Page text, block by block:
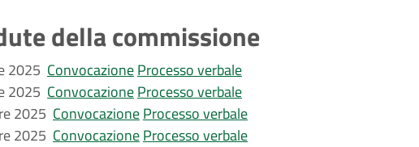
della commissione
2025 ConvocazioneProcesso verbale
2025 ConvocazioneProcesso verbale
2025 ConvocazioneProcesso verbale
2025 ConvocazioneProcesso verbale